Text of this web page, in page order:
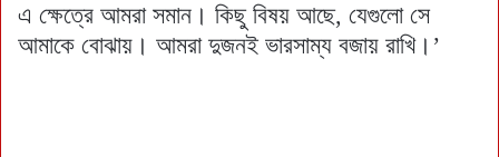
এ ক্ষেত্রে আমরা সমান। কিছু বিষয় আছে, যেগুলো সে
আমাকে বোঝায়। আমরা দুজনই ভারসাম্য বজায় রাখি।’